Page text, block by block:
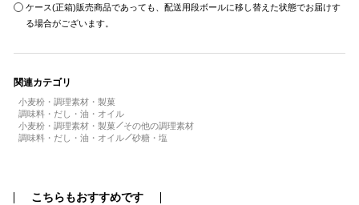
ケース(正箱)販売商品であっても、配送用段ボールに移し替えた状態でお届けす
る場合がございます。
関連カテゴリ
小麦粉・調理素材・製菓
調味料・だし・油・オイル
小麦粉・調理素材・製菓
その他の調理素材
調味料・だし・油・オイル
砂糖・塩
こちらもおすすめです